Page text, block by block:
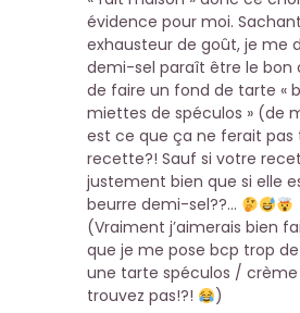
évidence pour moi.
exhausteur de goût, je me
demi-sel paraît être le bon
de faire un fond de tarte «
miettes de spéculos » (de
est ce que ça ne ferait pas
recette?! Sauf si votre
justement bien que si elle
beurre demi-sel??…
(Vraiment j’aimerais bien
que je me pose bcp trop
une tarte spéculos /
trouvez pas!?!
)